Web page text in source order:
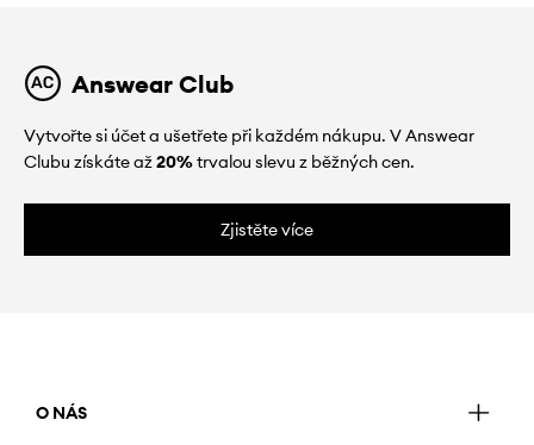
Answear Club
Vytvořte si účet a ušetřete při každém nákupu. V Answear
Clubu získáte až20%trvalou slevu z běžných cen.
Zjistěte více
O NÁS